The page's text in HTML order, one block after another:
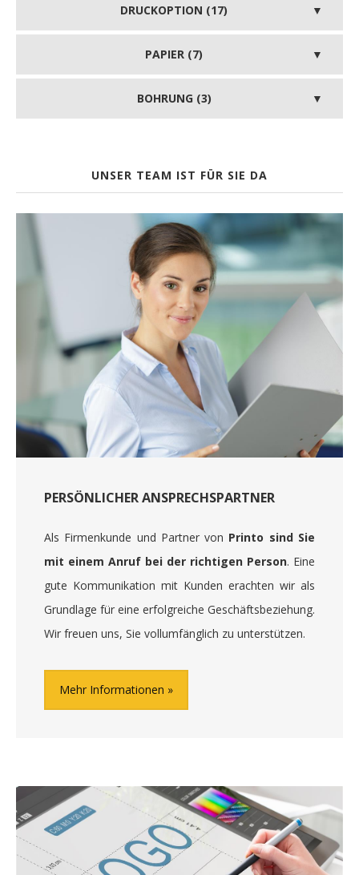
DRUCKOPTION (17)
PAPIER (7)
BOHRUNG (3)
UNSER TEAM IST FÜR SIE DA
PERSÖNLICHER ANSPRECHSPARTNER
Als Firmenkunde und Partner von Printo sind Sie
mit einem Anruf bei der richtigen Person. Eine
gute Kommunikation mit Kunden erachten wir als
Grundlage für eine erfolgreiche Geschäftsbeziehung.
Wir freuen uns, Sie vollumfänglich zu unterstützen.
Mehr Informationen